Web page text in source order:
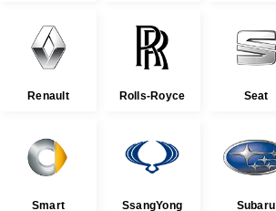
Renault Rolls-Royce Seat
Smart SsangYong Subaru